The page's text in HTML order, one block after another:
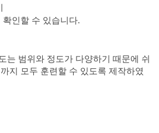
인할 수 있습니다.
는 범위와 정도가 다양하기 때문에 쉬
지 모두 훈련할 수 있도록 제작하였